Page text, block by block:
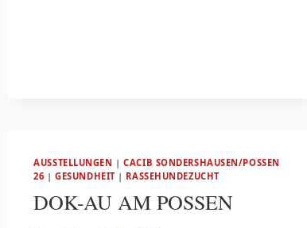
AUSSTELLUNGEN |CACIB SONDERSHAUSEN/POSSEN
26 |GESUNDHEIT| RASSEHUNDEZUCHT
DOK-AU AM POSSEN